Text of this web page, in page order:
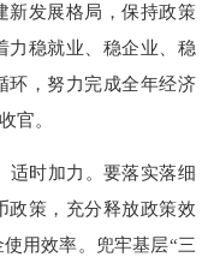
新发展格局，保持政策
力稳就业、稳企业、稳
环，努力完成全年经济
官。
适时加力。要落实落细
政策，充分释放政策效
用效率。兜牢基层“三